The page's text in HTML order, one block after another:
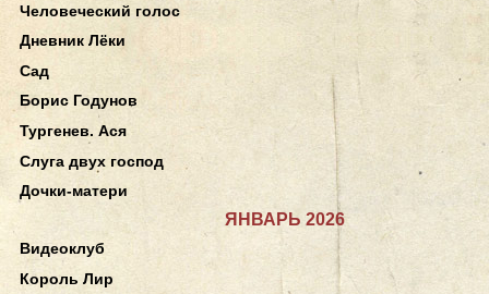
Человеческий голос
Дневник Лёки
Сад
Борис Годунов
Тургенев. Ася
Слуга двух господ
Дочки-матери
ЯНВАРЬ 2026
Видеоклуб
Король Лир